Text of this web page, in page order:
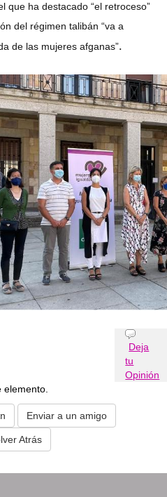
que ha destacado “el retroceso”
del régimen talibán “va a
de las mujeres afganas”.
Deja
tu
Opinión
Enviar a un amigo
Atrás